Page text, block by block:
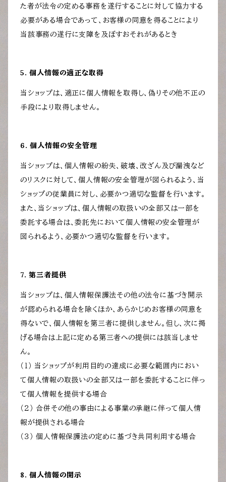
た者が法令の定める事務を遂行することに対して協力する
必要がある場合であって、お客様の同意を得ることにより
当該事務の遂行に支障を及ぼすおそれがあるとき
5. 個人情報の適正な取得
当ショップは、適正に個人情報を取得し、偽りその他不正の
手段により取得しません。
6. 個人情報の安全管理
当ショップは、個人情報の紛失、破壊、改ざん及び漏洩など
のリスクに対して、個人情報の安全管理が図られるよう、当
ショップの従業員に対し、必要かつ適切な監督を行います。
また、当ショップは、個人情報の取扱いの全部又は一部を
委託する場合は、委託先において個人情報の安全管理が
図られるよう、必要かつ適切な監督を行います。
7. 第三者提供
当ショップは、個人情報保護法その他の法令に基づき開示
が認められる場合を除くほか、あらかじめお客様の同意を
得ないで、個人情報を第三者に提供しません。但し、次に掲
げる場合は上記に定める第三者への提供には該当しませ
ん。
（１） 当ショップが利用目的の達成に必要な範囲内におい
て個人情報の取扱いの全部又は一部を委託することに伴っ
て個人情報を提供する場合
（２） 合併その他の事由による事業の承継に伴って個人情
報が提供される場合
（３） 個人情報保護法の定めに基づき共同利用する場合
8. 個人情報の開示